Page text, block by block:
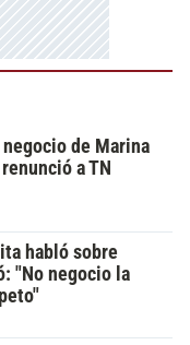
de Marina
a TN
habló sobre
"No negocio la